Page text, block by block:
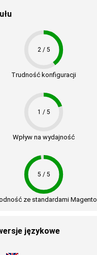
2 / 5
Trudność konfiguracji
1 / 5
Wpływ na wydajność
5 / 5
ze standardami Magento
językowe